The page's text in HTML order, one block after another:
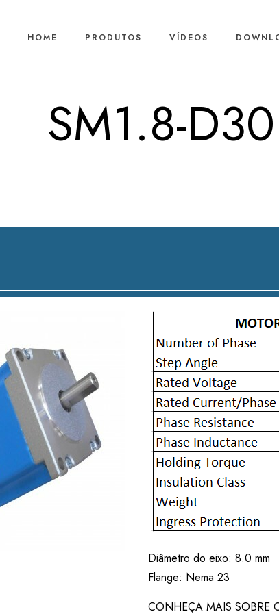
HOME PRODUTOS VÍDEOS
SM1.8-
Diâmetro do eixo: 8.0 mm
Flange: Nema 23
CONHEÇA MAIS SOBRE